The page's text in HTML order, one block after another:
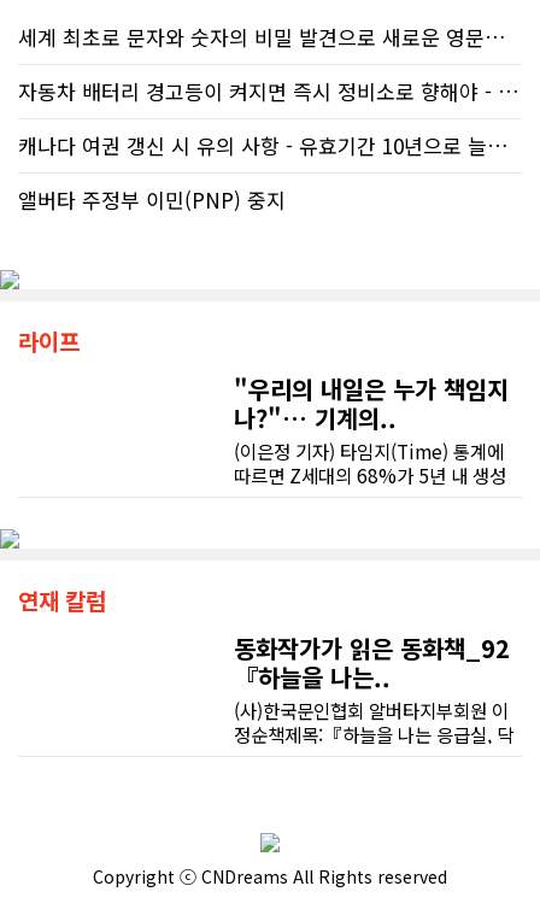
세계 최초로 문자와 숫자의 비밀 발견으로 새로운 영문법을 발명한 임성빈..
자동차 배터리 경고등이 켜지면 즉시 정비소로 향해야 - 주행중 차량 갑..
캐나다 여권 갱신 시 유의 사항 - 유효기간 10년으로 늘어나 편리
앨버타 주정부 이민(PNP) 중지
라이프
"우리의 내일은 누가 책임지
나?"… 기계의..
(이은정 기자) 타임지(Time) 통계에
따르면 Z세대의 68%가 5년 내 생성
최근 캘거리 대학교와 앨버타 대학교
등 캐나다 현지 캠퍼스에서도 신뢰할
수 없는 탐지 기술과 대학 측의 일방적
인 규제에 대한 학생들의 비판이 거세
지고 있다. 나아가 조작된 딥페이크가
법적 안전장치 마련을 사회에 강하게
요구하고 나섰다.캠퍼스를 나서는 청
년들의 어깨가 그 어느 때보다 무겁다.
연재 칼럼
동화작가가 읽은 동화책_92
『하늘을 나는..
(사)한국문인협회 알버타지부회원 이
정순책제목:『하늘을 나는 응급실, 닥
하늘에서 들려오는 거친 헬기 소리가
"오늘도 누군가가 무사히 살아났구
나!" 하는 안도의 소리로 바뀌는 마법
Copyright ⓒ CNDreams All Rights reserved